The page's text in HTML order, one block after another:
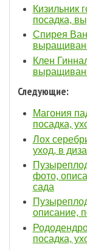
Кизильник
посадка,
Спирея
Клен
Следующие:
Магония
посадка,
Лох
уход, в
фото,
сада
описание,
посадка,